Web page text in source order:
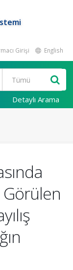
Girişi English
Detaylı Arama